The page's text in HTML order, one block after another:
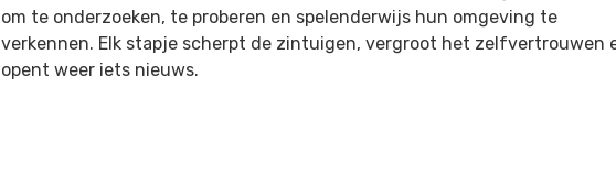
om te onderzoeken, te proberen en spelenderwijs hun omgeving te
verkennen. Elk stapje scherpt de zintuigen, vergroot het zelfvertrouwen
opent weer iets nieuws.